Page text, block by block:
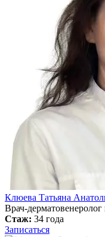
Клюева Татьяна
Врач-
Стаж: 34 года
Записаться